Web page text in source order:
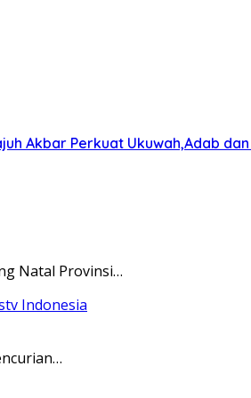
Akbar Perkuat Ukuwah,Adab
Natal Provinsi…